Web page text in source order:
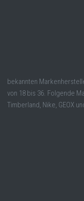
bekannten
von 18 bis 36. Folgende
Timberland, Nike, GEOX